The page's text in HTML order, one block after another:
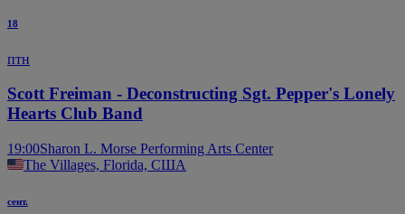
18
птн
Scott Freiman - Deconstructing Sgt. Pepper's Lonely
Hearts Club Band
19:00Sharon L. Morse Performing Arts Center
The Villages, Florida, США
сент.